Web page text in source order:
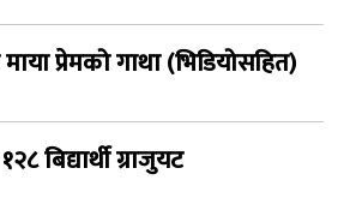
प्रेमको गाथा (भिडियोसहित)
ग्राजुयट